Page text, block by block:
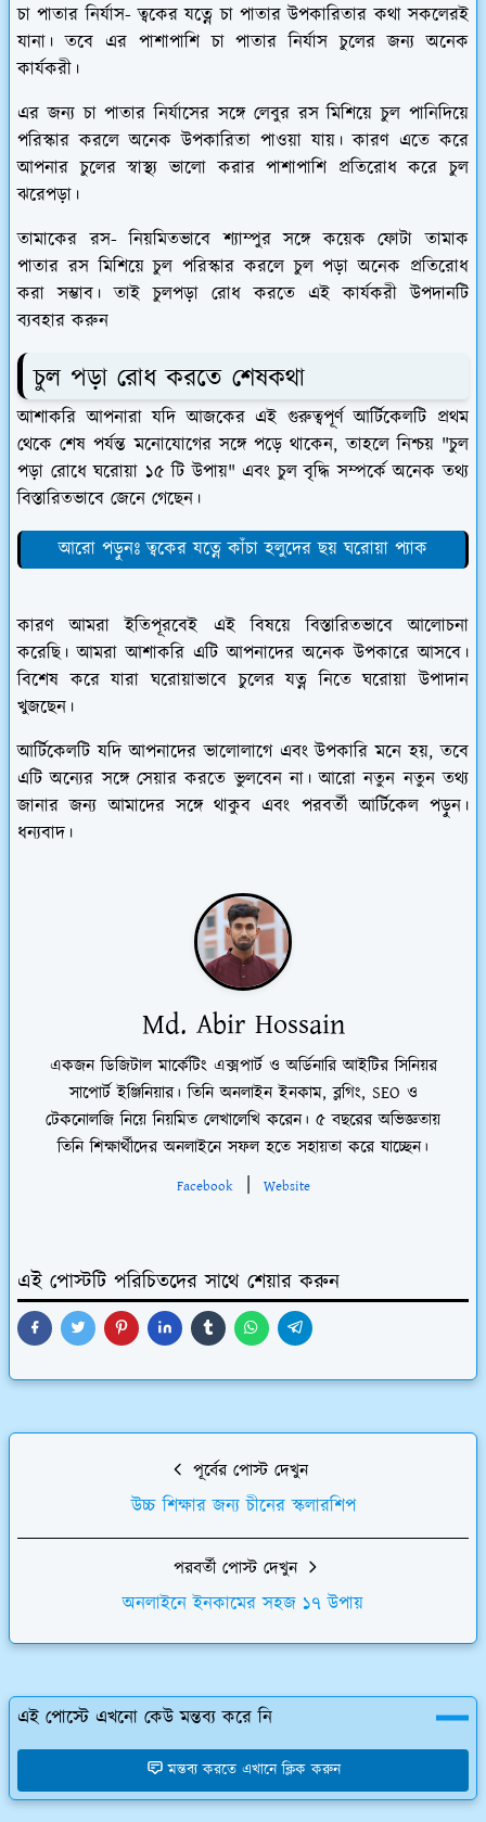
চা পাতার নির্যাস-ত্বকের যত্নে চা পাতার উপকারিতার কথা সকলেরই
যানা। তবে এর পাশাপাশি চা পাতার নির্যাস চুলের জন্য অনেক
কার্যকরী।
এর জন্য চা পাতার নির্যাসের সঙ্গে লেবুর রস মিশিয়ে চুল পানিদিয়ে
পরিস্কার করলে অনেক উপকারিতা পাওয়া যায়। কারণ এতে করে
আপনার চুলের স্বাস্থ্য ভালো করার পাশাপাশি প্রতিরোধ করে চুল
ঝরেপড়া।
তামাকের রস-নিয়মিতভাবে শ্যাম্পুর সঙ্গে কয়েক ফোটা তামাক
পাতার রস মিশিয়ে চুল পরিস্কার করলে চুল পড়া অনেক প্রতিরোধ
করা সম্ভাব। তাই চুলপড়া রোধ করতে এই কার্যকরী উপদানটি
ব্যবহার করুন
চুল পড়া রোধ করতে শেষকথা
আশাকরি আপনারা যদি আজকের এই গুরুত্বপূর্ণ আর্টিকেলটি প্রথম
থেকে শেষ পর্যন্ত মনোযোগের সঙ্গে পড়ে থাকেন, তাহলে নিশ্চয় "চুল
পড়া রোধে ঘরোয়া ১৫ টি উপায়" এবং চুল বৃদ্ধি সম্পর্কে অনেক তথ্য
বিস্তারিতভাবে জেনে গেছেন।
আরো পড়ুনঃ ত্বকের যত্নে কাঁচা হলুদের ছয় ঘরোয়া প্যাক
কারণ আমরা ইতিপূরবেই এই বিষয়ে বিস্তারিতভাবে আলোচনা
করেছি। আমরা আশাকরি এটি আপনাদের অনেক উপকারে আসবে।
বিশেষ করে যারা ঘরোয়াভাবে চুলের যত্ন নিতে ঘরোয়া উপাদান
খুজছেন।
আর্টিকেলটি যদি আপনাদের ভালোলাগে এবং উপকারি মনে হয়, তবে
এটি অন্যের সঙ্গে সেয়ার করতে ভুলবেন না। আরো নতুন নতুন তথ্য
জানার জন্য আমাদের সঙ্গে থাকুব এবং পরবর্তী আর্টিকেল পড়ুন।
ধন্যবাদ।
Md. Abir Hossain
একজন ডিজিটাল মার্কেটিং এক্সপার্ট ও অর্ডিনারি আইটির সিনিয়র
সাপোর্ট ইঞ্জিনিয়ার। তিনি অনলাইন ইনকাম, ব্লগিং, SEO ও
টেকনোলজি নিয়ে নিয়মিত লেখালেখি করেন। ৫ বছরের অভিজ্ঞতায়
তিনি শিক্ষার্থীদের অনলাইনে সফল হতে সহায়তা করে যাচ্ছেন।
Facebook | Website
এই পোস্টটি পরিচিতদের সাথে শেয়ার করুন
পূর্বের পোস্ট দেখুন
উচ্চ শিক্ষার জন্য চীনের স্কলারশিপ
পরবর্তী পোস্ট দেখুন
অনলাইনে ইনকামের সহজ ১৭ উপায়
এই পোস্টে এখনো কেউ মন্তব্য করে নি
মন্তব্য করতে এখানে ক্লিক করুন